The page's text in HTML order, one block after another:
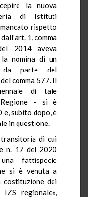
la nuova
di Istituti
rispetto
1, comma
2014 aveva
la nomina di un
da parte del
comma 577. Il
di tale
– si è
subito dopo, è
in questione.
di cui
n. 17 del 2020
fattispecie
si è venuta a
costituzione dei
regionale»,